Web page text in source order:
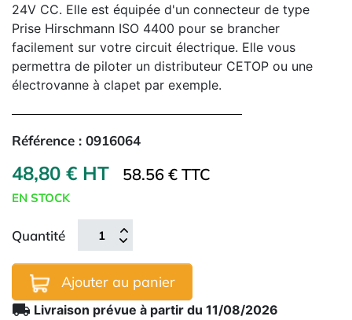
24V CC. Elle est équipée d'un connecteur de type
Prise Hirschmann ISO 4400 pour se brancher
facilement sur votre circuit électrique. Elle vous
permettra de piloter un distributeur CETOP ou une
électrovanne à clapet par exemple.
Référence : 0916064
48,80 € HT 58.56 € TTC
EN STOCK
Quantité
Ajouter au panier
local_shipping Livraison prévue à partir du 11/08/2026